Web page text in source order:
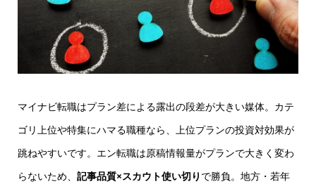
マイナビ転職はプラン差による露出の段差が大きい媒体。カテ
ゴリ上位や特集にハマる職種なら、 上位プランの投資対効果が
跳ねやすいです。エン転職は原稿情報量がプランで大きく変わ
らないため、 記事品質×スカウト使い切り で勝負。地方・若年